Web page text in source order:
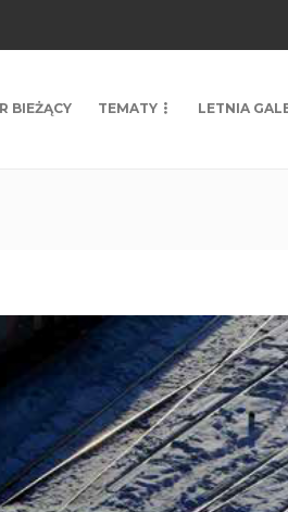
BIEŻĄCY TEMATY LETNIA